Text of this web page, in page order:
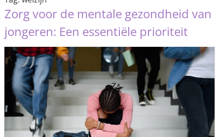
Zorg voor de mentale gezondheid van
jongeren: Een essentiële prioriteit